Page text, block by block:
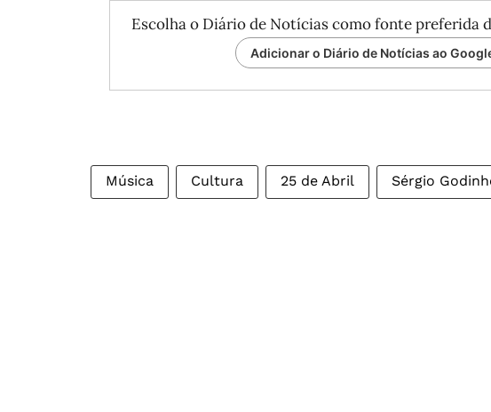
Escolha o Diário de Notícias como fonte preferida
Adicionar o Diário de Notícias ao
Música Cultura 25 de Abril Sérgio